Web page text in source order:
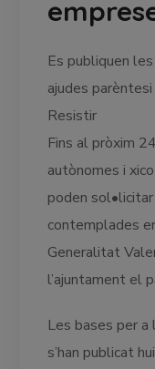
Es publiquen
ajudes
Resistir
Fins al pròxim
autònomes i
poden
contemplades
Generalitat
l’ajuntament el
Les bases per a
s’han publicat